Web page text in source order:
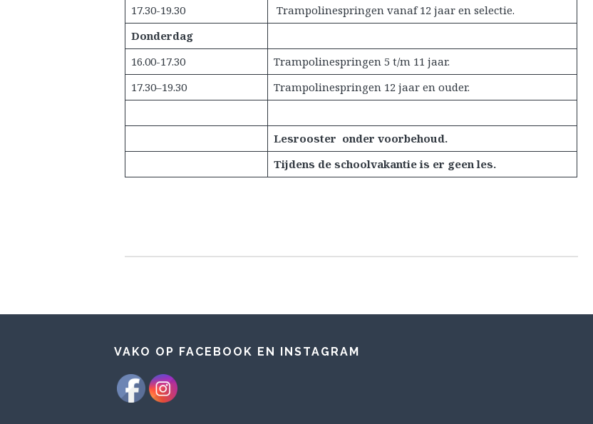
17.30-19.30
Trampolinespringen vanaf 12 jaar en selectie.
Donderdag
16.00-17.30
Trampolinespringen 5 t/m 11 jaar.
17.30–19.30
Trampolinespringen 12 jaar en ouder.
Lesrooster onder voorbehoud.
Tijdens de schoolvakantie is er geen les.
VAKO OP FACEBOOK EN INSTAGRAM